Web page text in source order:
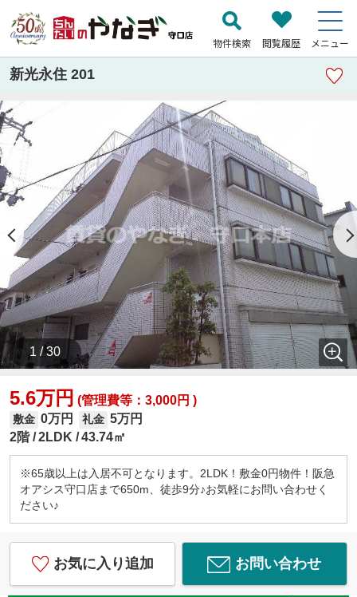
物件検索 閲覧履歴 メニュー
新光永住 201
1 / 30
5.6万円 (管理費等：3,000円 )
敷金 0万円 礼金 5万円
2階 2LDK 43.74㎡
※65歳以上は入居不可となります。2LDK！敷金0円物件！阪急
オアシス守口店まで650m、徒歩9分♪お気軽にお問い合わせく
ださい♪
お気に入り追加 お問い合わせ